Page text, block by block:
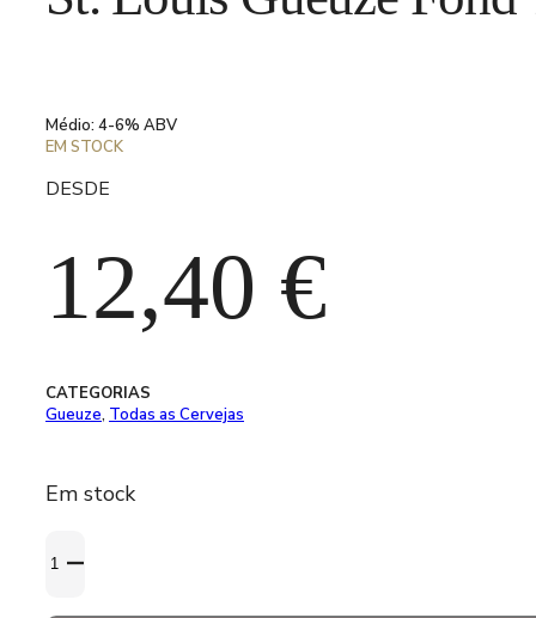
Médio: 4-6% ABV
EM STOCK
DESDE
12,40 €
CATEGORIAS
Gueuze, Todas as Cervejas
Em stock
de